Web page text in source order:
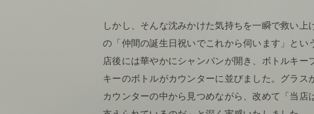
しかし、そんな沈みかけた気持ちを一瞬で救い上
の「仲間の誕生日祝いでこれから伺います」とい
店後には華やかにシャンパンが開き、ボトルキー
キーのボトルがカウンターに並びました。グラス
カウンターの中から見つめながら、改めて「当店